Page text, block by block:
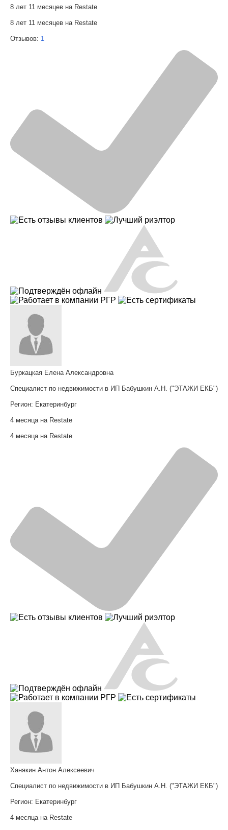
8 лет 11 месяцев на Restate
8 лет 11 месяцев на Restate
Отзывов: 1
Буркацкая Елена Александровна
Специалист по недвижимости в ИП Бабушкин А.Н. ("ЭТАЖИ ЕКБ")
Регион: Екатеринбург
4 месяца на Restate
4 месяца на Restate
Ханякин Антон Алексеевич
Специалист по недвижимости в ИП Бабушкин А.Н. ("ЭТАЖИ ЕКБ")
Регион: Екатеринбург
4 месяца на Restate